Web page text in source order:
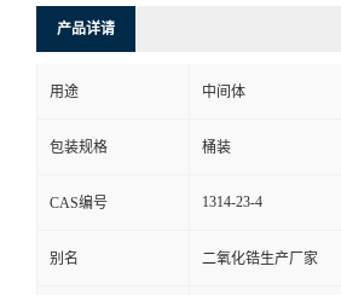
产品详请
用途 中间体
包装规格 桶装
CAS编号 1314-23-4
别名 二氧化锆生产厂家